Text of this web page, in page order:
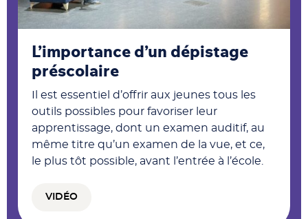
L’importance d’un dépistage
préscolaire
Il est essentiel d’offrir aux jeunes tous les
outils possibles pour favoriser leur
apprentissage, dont un examen auditif, au
même titre qu’un examen de la vue, et ce,
le plus tôt possible, avant l’entrée à l’école.
VIDÉO